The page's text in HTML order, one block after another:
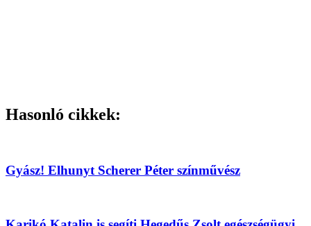
Hasonló cikkek:
Gyász! Elhunyt Scherer Péter színművész